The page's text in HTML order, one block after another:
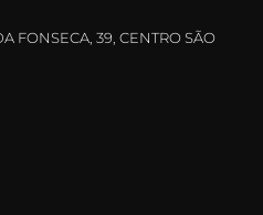
FONSECA, 39, CENTRO SÃO